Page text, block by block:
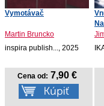
Vymotávač
Martin Bruncko
inspira publish..., 2025
Cena od: 7,90 €